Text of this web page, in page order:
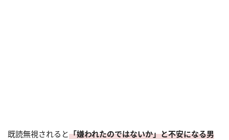
既読無視されると「嫌われたのではないか」と不安になる男